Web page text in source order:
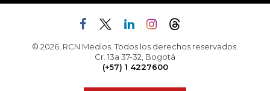
© 2026, RCN Medios. Todos los derechos reservados.
Cr. 13a 37-32, Bogotá
(+57) 1 4227600